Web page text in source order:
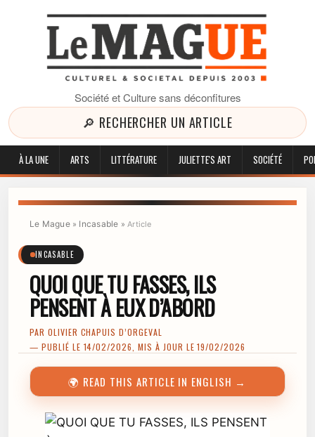
Société et Culture sans déconfitures
🔎 RECHERCHER UN ARTICLE
À LA UNE ARTS LITTÉRATURE JULIETTE'S ART SOCIÉTÉ
Le Mague» Incasable »Article
INCASABLE
QUOI QUE TU FASSES, ILS
PENSENT À EUX D’ABORD
PAR OLIVIER CHAPUIS D’ORGEVAL
— PUBLIÉ LE 14/02/2026, MIS À JOUR LE 19/02/2026
🌍 READ THIS ARTICLE IN ENGLISH →